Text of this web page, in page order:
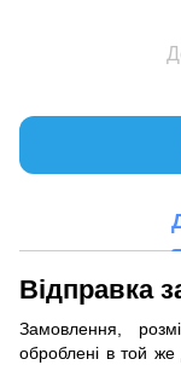
Відправка
Замовлення,
оброблені в той же